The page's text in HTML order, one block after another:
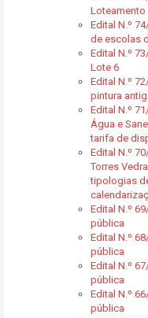
Loteamento
Edital N.º
de escolas
Edital N.º
Lote 6
Edital N.º
pintura
Edital N.º
Água e
tarifa de
Edital N.º
Torres
tipologias
Edital N.º
pública
Edital N.º
pública
Edital N.º
pública
Edital N.º
pública